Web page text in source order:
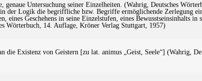
genaue Untersuchung seiner Einzelheiten. (Wahrig, Deutsches
der Logik die begriffliche bzw. Begriffe ermöglichende Zerlegung
eines Geschehens in seine Einzelstufen, eines Bewusstseinsinhalts
Wörterbuch, 14. Auflage, Kröner Verlag Stuttgart, 1957)
die Existenz von Geistern [zu lat. animus „Geist, Seele“] (Wahrig,